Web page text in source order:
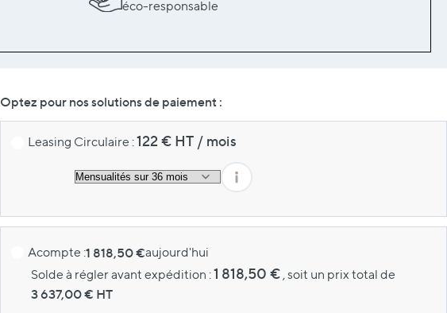
éco-responsable
Optez pour nos solutions de paiement :
Leasing Circulaire :122€ HT / mois
Acompte :1 818,50 €aujourd'hui
Solde à régler avant expédition :1 818,50 € , soit un prix total de
3 637,00€ HT